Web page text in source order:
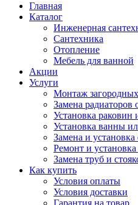
Главная
Каталог
Инженерная
Сантехника
Отопление
Мебель для ванной
Акции
Услуги
Монтаж
Замена радиаторов
Установка раковин
Установка ванны
Замена и
Ремонт и
Замена труб и
Как купить
Условия оплаты
Условия доставки
Гарантия на товар